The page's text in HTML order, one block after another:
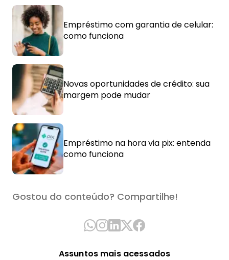
Empréstimo com garantia de celular:
como funciona
Novas oportunidades de crédito: sua
margem pode mudar
Empréstimo na hora via pix: entenda
como funciona
Gostou do conteúdo? Compartilhe!
Assuntos mais acessados